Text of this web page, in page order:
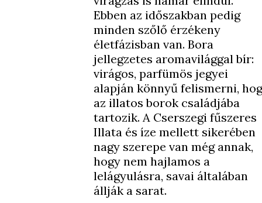
Ebben az időszakban pedig
minden szőlő érzékeny
életfázisban van. Bora
jellegzetes aromavilággal bír:
virágos, parfümös jegyei
alapján könnyű felismerni,
az illatos borok családjába
tartozik. A Cserszegi fűszeres
Illata és íze mellett sikerében
nagy szerepe van még annak,
hogy nem hajlamos a
lelágyulásra, savai általában
állják a sarat.